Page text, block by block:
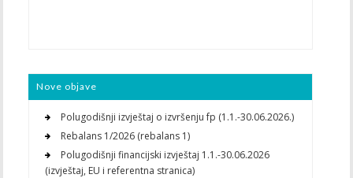
Nove objave
Polugodišnji izvještaj o izvršenju fp (1.1.-30.06.2026.)
Rebalans 1/2026 (rebalans 1)
Polugodišnji financijski izvještaj 1.1.-30.06.2026
(izvještaj, EU i referentna stranica)